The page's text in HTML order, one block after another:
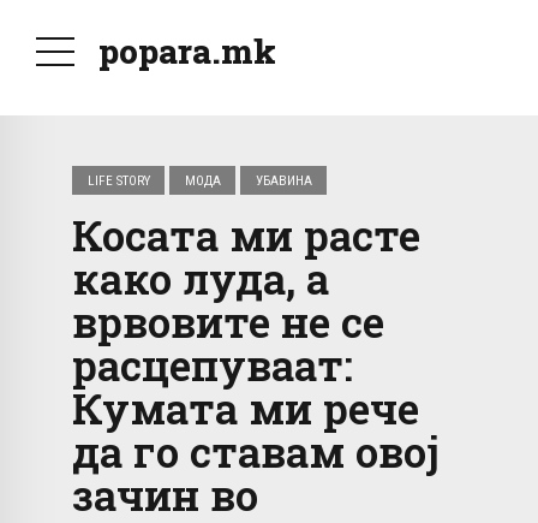
popara.mk
LIFE STORY МОДА УБАВИНА
Косата ми расте
како луда, а
врвовите не се
расцепуваат:
Кумата ми рече
да го ставам овој
зачин во